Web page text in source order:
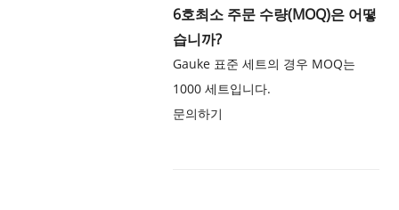
6호최소 주문 수량(MOQ)은 어떻
습니까?
Gauke 표준 세트의 경우 MOQ는
1000 세트입니다.
문의하기